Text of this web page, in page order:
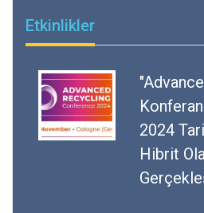
Etkinlikler
"Advanced
Konferansı 20-21
2024 Tarihleri
Hibrit Olarak
Gerçekleştirilecek